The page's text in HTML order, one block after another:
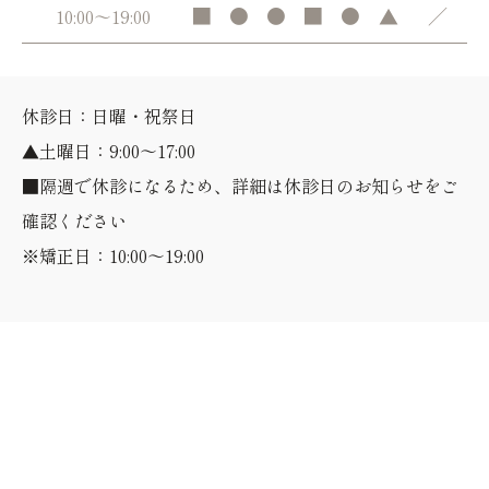
10:00～19:00 ■ ● ● ■ ● ▲ ／
休診日：日曜・祝祭日
▲土曜日：9:00～17:00
■隔週で休診になるため、詳細は休診日のお知らせをご
確認ください
※矯正日：10:00～19:00